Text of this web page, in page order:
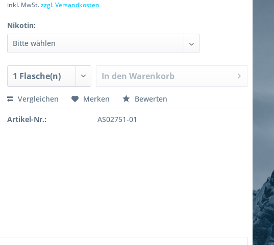
inkl. MwSt.zzgl. Versandkosten
Nikotin:
In den Warenkorb
Vergleichen Merken Bewerten
Artikel-Nr.: AS02751-01